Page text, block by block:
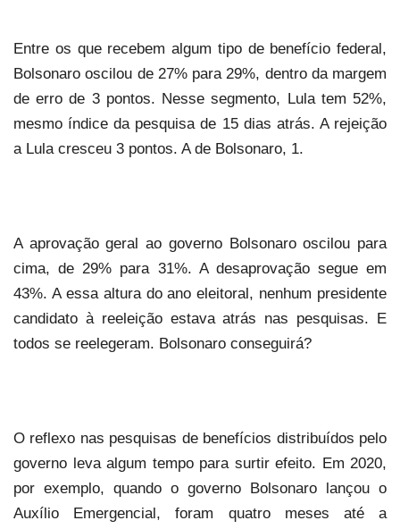
Entre os que recebem algum tipo de benefício federal,
Bolsonaro oscilou de 27% para 29%, dentro da margem
de erro de 3 pontos. Nesse segmento, Lula tem 52%,
mesmo índice da pesquisa de 15 dias atrás. A rejeição
a Lula cresceu 3 pontos. A de Bolsonaro, 1.
A aprovação geral ao governo Bolsonaro oscilou para
cima, de 29% para 31%. A desaprovação segue em
43%. A essa altura do ano eleitoral, nenhum presidente
candidato à reeleição estava atrás nas pesquisas. E
todos se reelegeram. Bolsonaro conseguirá?
O reflexo nas pesquisas de benefícios distribuídos pelo
governo leva algum tempo para surtir efeito. Em 2020,
por exemplo, quando o governo Bolsonaro lançou o
Auxílio Emergencial, foram quatro meses até a